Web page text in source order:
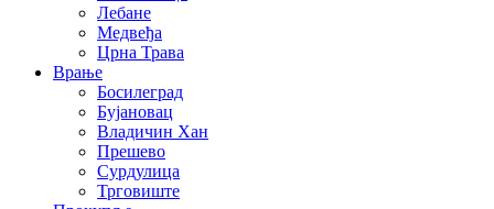
Лебане
Медвеђа
Црна Трава
Врање
Босилеград
Бујановац
Владичин Хан
Прешево
Сурдулица
Трговиште